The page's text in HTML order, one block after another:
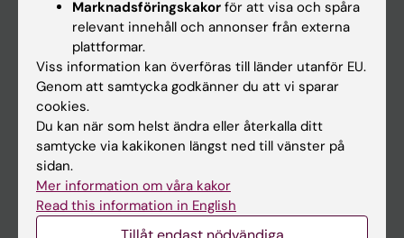
Huvudmeny
Utbildning
Forskarutbildning
Forskning
Om KI
På gång
Nyheter
Marknadsföringskakor för att visa och spåra
relevant innehåll och annonser från externa
plattformar.
Viss information kan överföras till länder utanför EU.
Genom att samtycka godkänner du att vi sparar
cookies.
Du kan när som helst ändra eller återkalla ditt
samtycke via kakikonen längst ned till vänster på
sidan.
Mer information om våra kakor
Read this information in English